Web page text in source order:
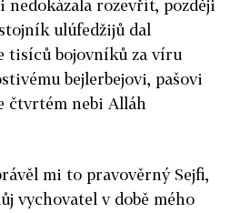
nedokázala rozevřít, později
ulúfedžijů dal
tisíců bojovníků za víru
bejlerbejovi, pašovi
čtvrtém nebi Alláh
mi to pravověrný Sejfi,
vychovatel v době mého